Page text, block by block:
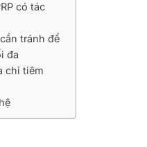
có tác
tránh để
đa
chỉ tiêm